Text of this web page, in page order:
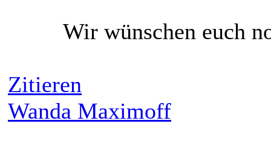
Wir wünschen euch
Zitieren
Wanda Maximoff